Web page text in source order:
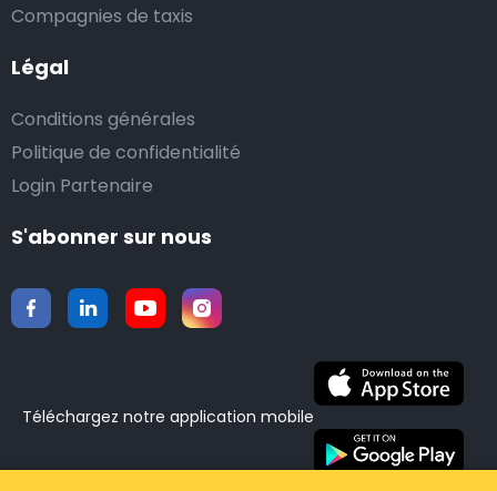
Compagnies de taxis
Légal
Conditions générales
Politique de confidentialité
Login Partenaire
S'abonner sur nous
Téléchargez notre application mobile